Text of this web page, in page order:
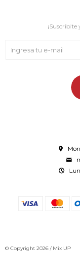
© Copyright 2026 / Mix UP